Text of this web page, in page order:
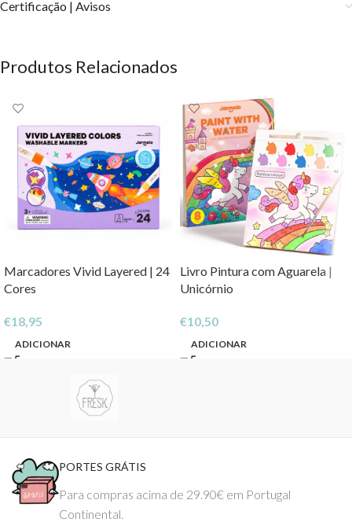
Certificação | Avisos
Produtos Relacionados
Marcadores Vivid Layered | 24
Cores
€18,95
ADICIONAR
Livro Pintura com Aguarela |
Unicórnio
€10,50
ADICIONAR
PORTES GRÁTIS
Para compras acima de 29.90€ em Portugal
Continental.